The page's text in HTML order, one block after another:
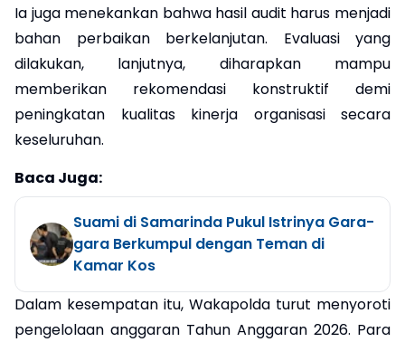
Ia juga menekankan bahwa hasil audit harus menjadi
bahan perbaikan berkelanjutan. Evaluasi yang
dilakukan, lanjutnya, diharapkan mampu
memberikan rekomendasi konstruktif demi
peningkatan kualitas kinerja organisasi secara
keseluruhan.
Baca Juga:
Suami di Samarinda Pukul Istrinya Gara-
gara Berkumpul dengan Teman di
Kamar Kos
Dalam kesempatan itu, Wakapolda turut menyoroti
pengelolaan anggaran Tahun Anggaran 2026. Para